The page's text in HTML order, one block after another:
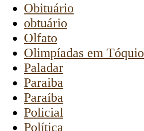
Obituário
obtuário
Olfato
Olimpíadas em Tóquio
Paladar
Paraiba
Paraíba
Policial
Política